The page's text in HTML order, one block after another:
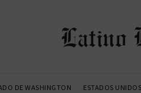
Latino
DE WASHINGTON ESTADOS UNIDOS